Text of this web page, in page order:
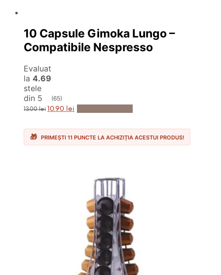
10 Capsule Gimoka Lungo –
Compatibile Nespresso
Evaluat
la 4.69
stele
din 5
(65)
13.00lei Prețul
inițial
fost:
13.00 lei.
10.90 lei Prețul
curent
10.90 lei.
PRIMEȘTI 11 PUNCTE LA ACHIZIȚIA ACESTUI PRODUS!